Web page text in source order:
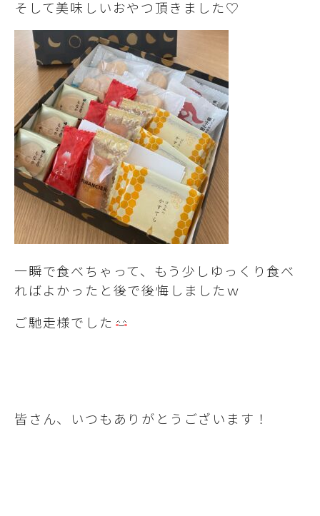
そして美味しいおやつ頂きました♡
一瞬で食べちゃって、もう少しゆっくり食べ
ればよかったと後で後悔しましたｗ
ご馳走様でした
皆さん、いつもありがとうございます！